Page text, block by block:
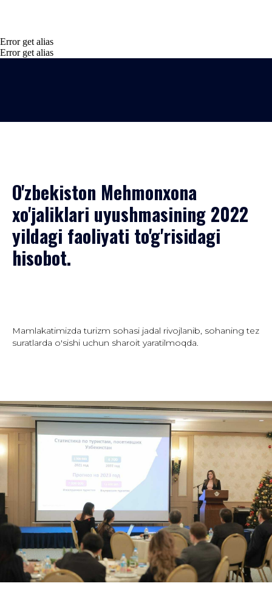
Error get alias
Error get alias
O'zbekiston Mehmonxona
xo'jaliklari uyushmasining 2022
yildagi faoliyati to'g'risidagi
hisobot.
Mamlakatimizda turizm sohasi jadal rivojlanib, sohaning tez
suratlarda o'sishi uchun sharoit yaratilmoqda.